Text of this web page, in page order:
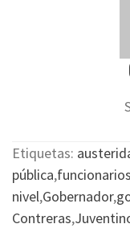
Etiquetas:
pública,
nivel,Gobernador,
Contreras,